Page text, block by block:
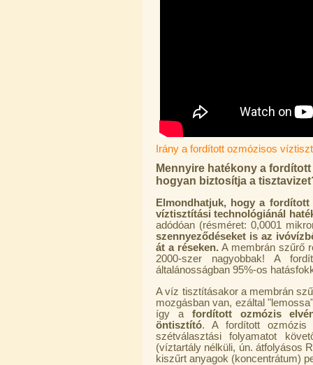
Irány a fordított ozmózisos
Mennyire hatékony a
hogyan biztosítja a
Elmondhatjuk, hogy a
víztisztítási technológiánál
adódóan (résméret: 0,0001
szennyeződéseket is az
át a réseken. A membrán szűrő
2000-szer nagyobbak! A
általánosságban 95%-os
A víz tisztításakor a membrán
mozgásban van, ezáltal
így a fordított ozmózis
öntisztító. A fordított ozmózis
szétválasztási folyamatot
(víztartály nélküli, ún. átfolyásos
kiszűrt anyagok (koncentrátum)